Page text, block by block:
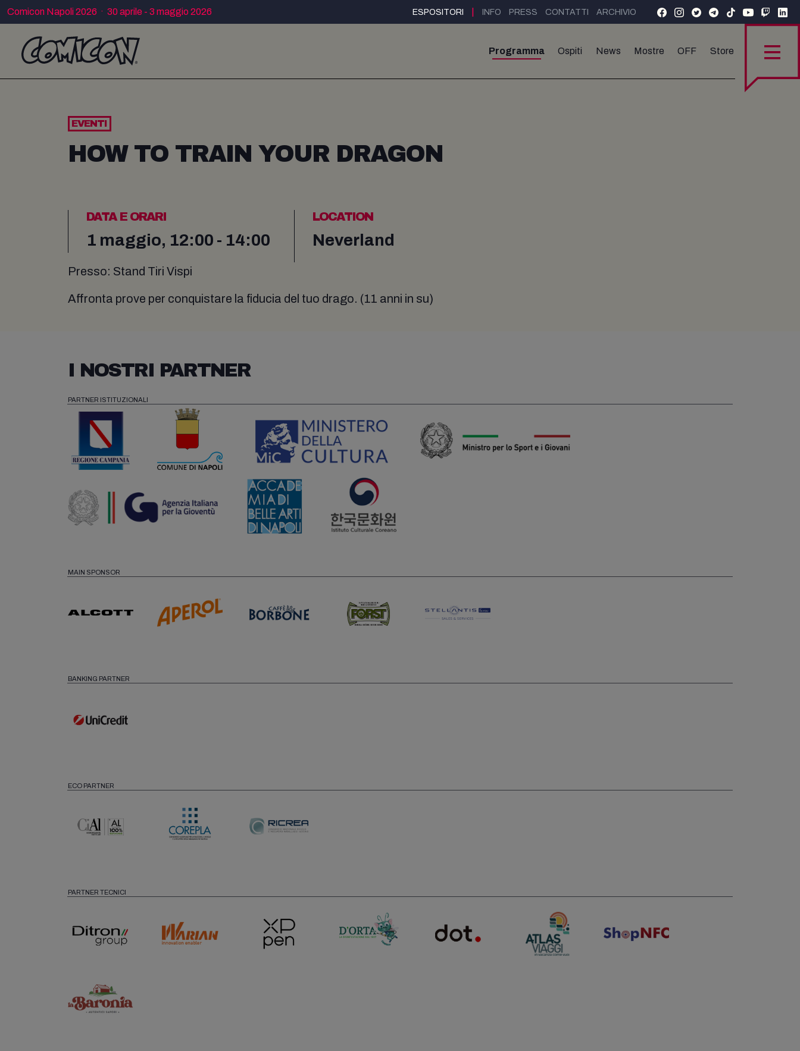
Comicon Napoli 2026 · 30 aprile - 3 maggio 2026 ESPOSITORI INFO PRESS CONTATTI ARCHIVIO
Programma Ospiti News Mostre OFF Store
EVENTI
HOW TO TRAIN YOUR DRAGON
DATA E ORARI
1 maggio, 12:00 - 14:00
LOCATION
Neverland
Presso: Stand Tiri Vispi
Affronta prove per conquistare la fiducia del tuo drago. (11 anni in su)
I NOSTRI PARTNER
PARTNER ISTITUZIONALI
MAIN SPONSOR
BANKING PARTNER
ECO PARTNER
PARTNER TECNICI